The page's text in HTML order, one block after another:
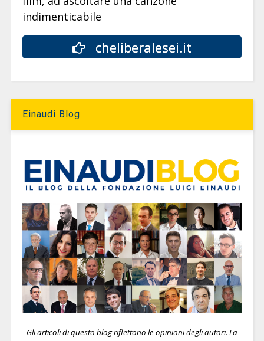
indimenticabile
cheliberalesei.it
Einaudi Blog
Gli articoli di questo blog riflettono le opinioni degli autori. La